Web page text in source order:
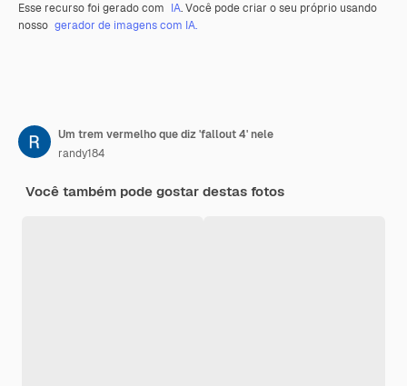
Esse recurso foi gerado com IA. Você pode criar o seu próprio usando
nosso gerador de imagens com IA.
Um trem vermelho que diz 'fallout 4' nele
randy184
Você também pode gostar destas fotos